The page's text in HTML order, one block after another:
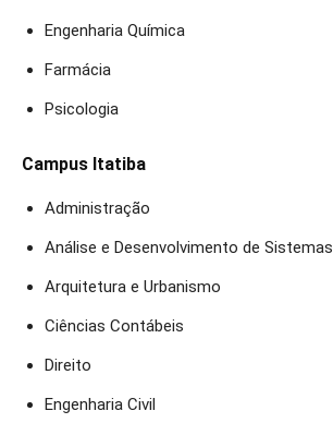
Engenharia Química
Farmácia
Psicologia
Campus Itatiba
Administração
Análise e Desenvolvimento de Sistemas
Arquitetura e Urbanismo
Ciências Contábeis
Direito
Engenharia Civil